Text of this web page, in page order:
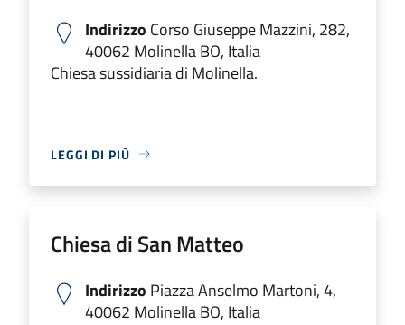
Indirizzo Corso Giuseppe Mazzini, 282,
40062 Molinella BO, Italia
Chiesa sussidiaria di Molinella.
LEGGI DI PIÙ
Chiesa di San Matteo
Indirizzo Piazza Anselmo Martoni, 4,
40062 Molinella BO, Italia